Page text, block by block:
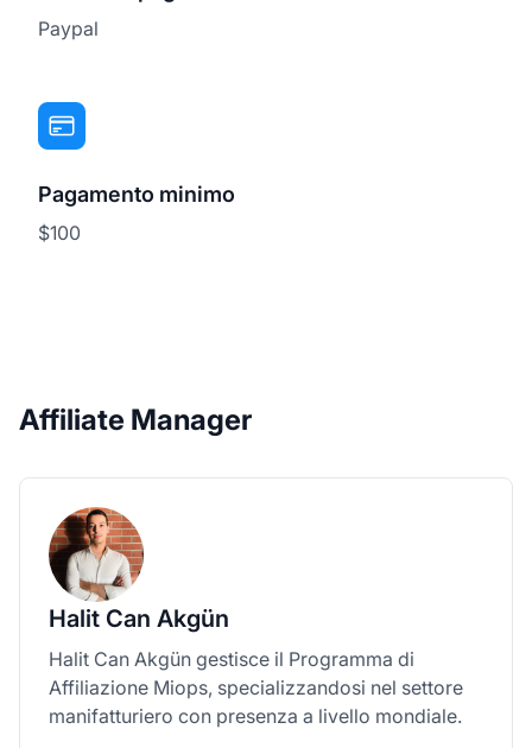
Paypal
Pagamento minimo
$100
Affiliate Manager
Halit Can Akgün
Halit Can Akgün gestisce il Programma di
Affiliazione Miops, specializzandosi nel settore
manifatturiero con presenza a livello mondiale.